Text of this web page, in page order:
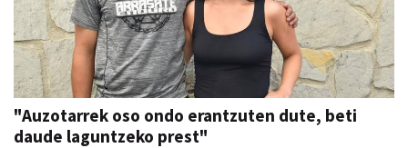
"Auzotarrek oso ondo erantzuten dute, beti
daude laguntzeko prest"